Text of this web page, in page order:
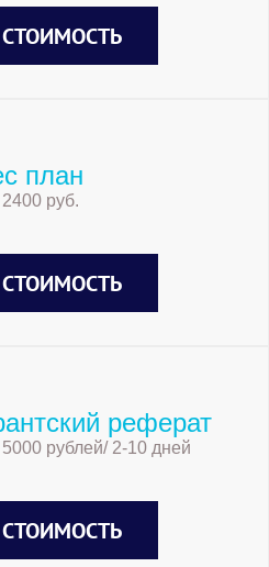
СТОИМОСТЬ
план
руб.
СТОИМОСТЬ
реферат
рублей/ 2-10 дней
СТОИМОСТЬ